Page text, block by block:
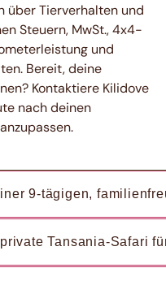
über Tierverhalten und
Steuern, MwSt., 4x4-
und
Bereit, deine
Kontaktiere Kilidove
nach deinen
9-tägigen,
Tansania-Safari